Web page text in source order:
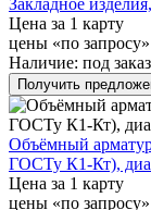
Закладное
Цена за 1 карту
цены «по запросу»
Наличие: под заказ
Получить
Объёмный
ГОСТу К1-Кт),
Цена за 1 карту
цены «по запросу»